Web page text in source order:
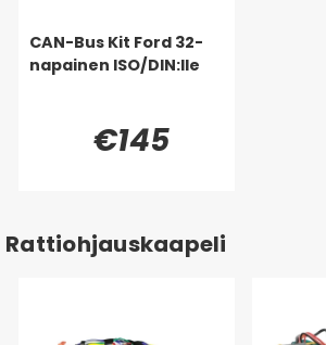
CAN-Bus Kit Ford 32-
napainen ISO/DIN:lle
€145
Rattiohjauskaapeli